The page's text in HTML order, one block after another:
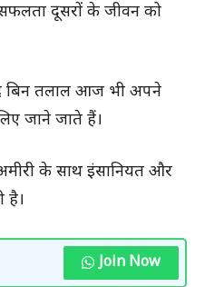
दूसरों के जीवन को
बिन तलाल आज भी अपने
जाने जाते हैं।
के साथ इंसानियत और
है।
Join Now